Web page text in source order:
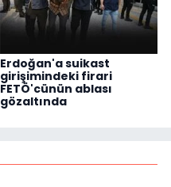
Erdoğan'a suikast
girişimindeki firari
FETÖ'cünün ablası
gözaltında